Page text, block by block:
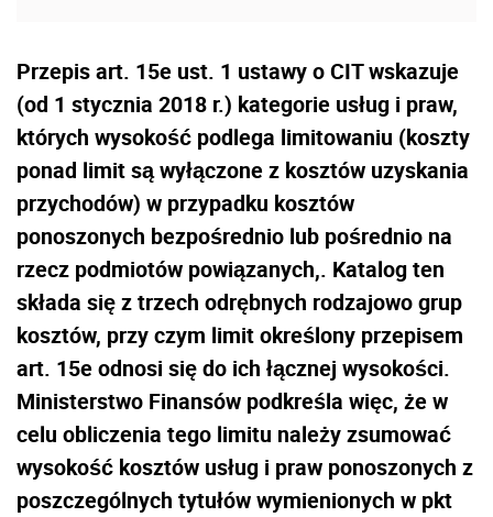
Przepis art. 15e ust. 1 ustawy o CIT wskazuje
(od 1 stycznia 2018 r.) kategorie usług i praw,
których wysokość podlega limitowaniu (koszty
ponad limit są wyłączone z kosztów uzyskania
przychodów) w przypadku kosztów
ponoszonych bezpośrednio lub pośrednio na
rzecz podmiotów powiązanych,. Katalog ten
składa się z trzech odrębnych rodzajowo grup
kosztów, przy czym limit określony przepisem
art. 15e odnosi się do ich łącznej wysokości.
Ministerstwo Finansów podkreśla więc, że w
celu obliczenia tego limitu należy zsumować
wysokość kosztów usług i praw ponoszonych z
poszczególnych tytułów wymienionych w pkt